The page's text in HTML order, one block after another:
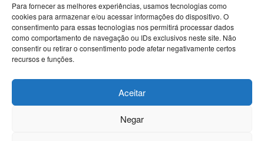
Para fornecer as melhores experiências, usamos tecnologias como
cookies para armazenar e/ou acessar informações do dispositivo. O
consentimento para essas tecnologias nos permitirá processar dados
como comportamento de navegação ou IDs exclusivos neste site. Não
consentir ou retirar o consentimento pode afetar negativamente certos
recursos e funções.
Aceitar
Negar
PRISMÉDICA - Reciclagem e Informação Médica Lda
Avenida Miguel Bombarda 61-R/C Esq
1050-161 Lisboa
Tlm 918 494 468
Informações sobre congressos: